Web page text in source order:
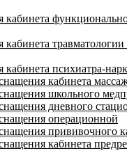
кабинета
кабинета травматологии
психиатра-
кабинета
школьного
дневного
операционной
прививочного
кабинета